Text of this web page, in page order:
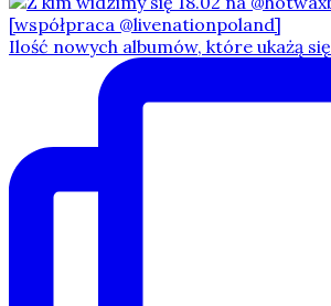
Ilość nowych albumów, które ukażą